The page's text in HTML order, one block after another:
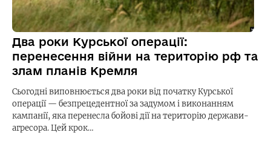
Два роки Курської операції:
перенесення війни на територію рф та
злам планів Кремля
Сьогодні виповнюється два роки від початку Курської
операції — безпрецедентної за задумом і виконанням
кампанії, яка перенесла бойові дії на територію держави-
агресора. Цей крок…